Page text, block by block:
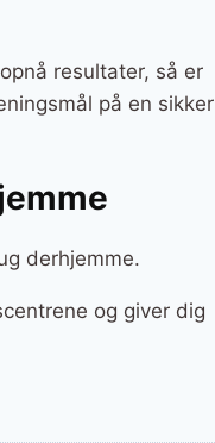
resultater, så er
på en sikker
derhjemme.
og giver dig